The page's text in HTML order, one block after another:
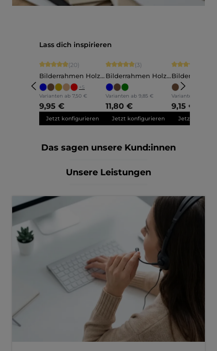
Produktgalerie überspringen
Lass dich inspirieren
Durchschnittliche Bewertung von 4.9 von 5 Sternen
(20)
Bilderrahmen Holz
Ava
+5
Varianten ab 7,50 €
9,95 €
Jetzt konfigurieren
Durchschnittliche Bewertung von 5
(3)
Bilderrahmen Holz
Annelie
Varianten ab 9,85 €
11,80 €
Jetzt konfigurieren
Martha
Varianten ab
9,15 €
Jetzt
Das sagen unsere Kund:innen
Unsere Leistungen